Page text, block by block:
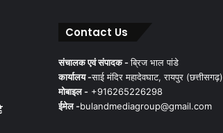
Contact Us
संचालक एवं संपादक -ब्रिज भाल पांडे
कार्यालय -साई मंदिर महादेवघाट, रायपुर (छत्तीसगढ़)
मोबाइल -+916265226298
ईमेल -bulandmediagroup@gmail.com